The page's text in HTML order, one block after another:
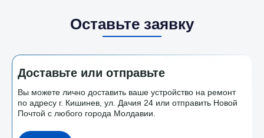
Оставьте заявку
Доставьте или отправьте
Вы можете лично доставить ваше устройство на ремонт
по адресу г. Кишинев, ул. Дачия 24 или отправить Новой
Почтой с любого города Молдавии.